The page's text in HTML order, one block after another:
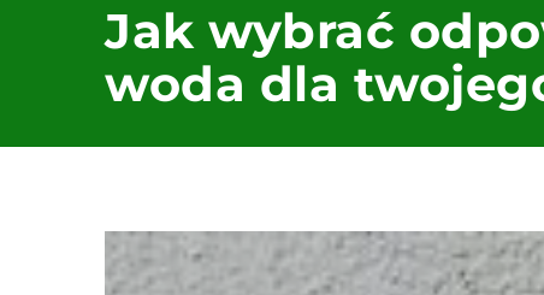
Jak wybrać
woda dla